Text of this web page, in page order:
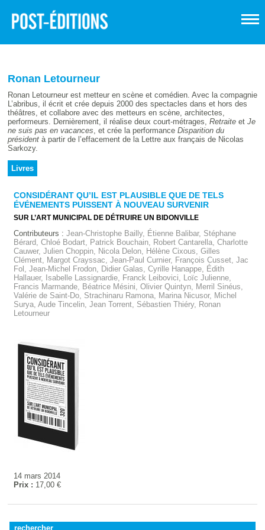
rechercher
Ronan Letourneur
Ronan Letourneur est metteur en scène et comédien. Avec la compagnie
L’abribus, il écrit et crée depuis 2000 des spectacles dans et hors des
théâtres, et collabore avec des metteurs en scène, architectes,
performeurs. Dernièrement, il réalise deux court-métrages, Retraiteet Je
ne suis pas en vacances, et crée la performance Disparition du
présidentà partir de l’effacement de la Lettre aux français de Nicolas
Sarkozy.
Livres
14 mars 2014
Prix : 17,00 €
CONSIDÉRANT QU’IL EST PLAUSIBLE QUE DE TELS
ÉVÉNEMENTS PUISSENT À NOUVEAU SURVENIR
SUR L’ART MUNICIPAL DE DÉTRUIRE UN BIDONVILLE
Contributeurs : Jean-Christophe Bailly, Étienne Balibar, Stéphane
Bérard, Chloé Bodart, Patrick Bouchain, Robert Cantarella, Charlotte
Cauwer, Julien Choppin, Nicola Delon, Hélène Cixous, Gilles
Clément, Margot Crayssac, Jean-Paul Curnier, François Cusset, Jac
Fol, Jean-Michel Frodon, Didier Galas, Cyrille Hanappe, Édith
Hallauer, Isabelle Lassignardie, Franck Leibovici, Loïc Julienne,
Francis Marmande, Béatrice Mésini, Olivier Quintyn, Merril Sinéus,
Valérie de Saint-Do, Strachinaru Ramona, Marina Nicusor, Michel
Surya, Aude Tincelin, Jean Torrent, Sébastien Thiéry, Ronan
Letourneur